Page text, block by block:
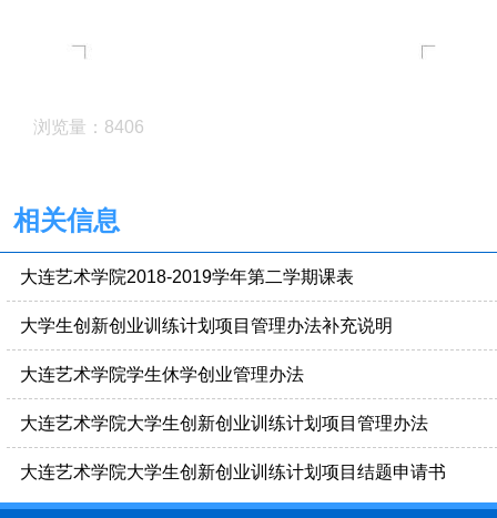
浏览量：8406
相关信息
大连艺术学院2018-2019学年第二学期课表
大学生创新创业训练计划项目管理办法补充说明
大连艺术学院学生休学创业管理办法
大连艺术学院大学生创新创业训练计划项目管理办法
大连艺术学院大学生创新创业训练计划项目结题申请书